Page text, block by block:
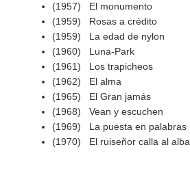
(1957) El monumento
(1959) Rosas a crédito
(1959) La edad de nylon
(1960) Luna-Park
(1961) Los trapicheos
(1962) El alma
(1965) El Gran jamás
(1968) Vean y escuchen
(1969) La puesta en palabras
(1970) El ruiseñor calla al alba